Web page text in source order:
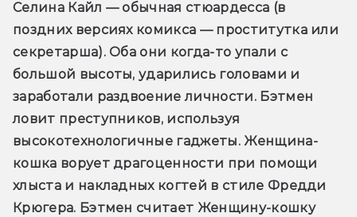
Селина Кайл — обычная стюардесса (в
поздних версиях комикса — проститутка или
секретарша). Оба они когда-то упали с
большой высоты, ударились головами и
заработали раздвоение личности. Бэтмен
ловит преступников, используя
высокотехнологичные гаджеты. Женщина-
кошка ворует драгоценности при помощи
хлыста и накладных когтей в стиле Фредди
Крюгера. Бэтмен считает Женщину-кошку